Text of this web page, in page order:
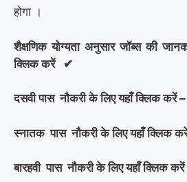
होगा ।
शैक्षणिक योग्यता अनुसार जॉब्स की
क्लिक करें
✔
दसवी पास नौकरी के लिए यहाँ क्लिक करें –
स्नातक पास नौकरी के लिए यहाँ क्लिक
बारहवी पास नौकरी के लिए यहाँ क्लिक करें